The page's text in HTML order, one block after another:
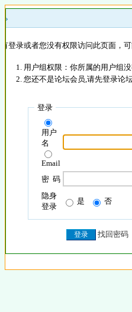
»
登录或者您没有权限访问此页面，
用户组权限：你所属的用户组
您还不是论坛会员,请先登录论
登录
用户
名
Email
密 码
隐身
登录
是 否
找回密码